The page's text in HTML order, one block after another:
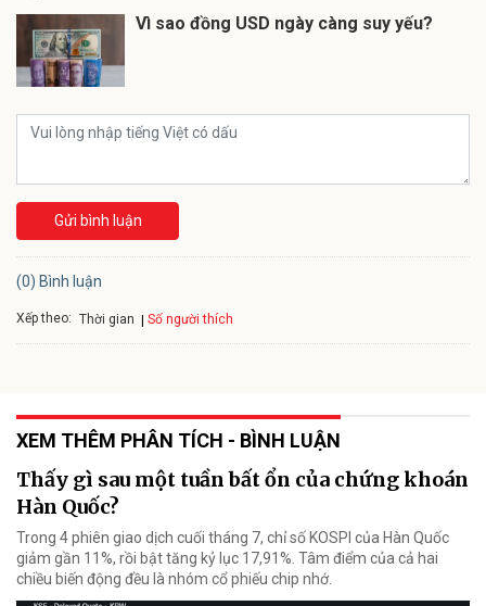
Vì sao đồng USD ngày càng suy yếu?
Gửi bình luận
(0) Bình luận
Xếp theo: Thời gian Số người thích
XEM THÊM PHÂN TÍCH - BÌNH LUẬN
Thấy gì sau một tuần bất ổn của chứng khoán
Hàn Quốc?
Trong 4 phiên giao dịch cuối tháng 7, chỉ số KOSPI của Hàn Quốc
giảm gần 11%, rồi bật tăng kỷ lục 17,91%. Tâm điểm của cả hai
chiều biến động đều là nhóm cổ phiếu chip nhớ.